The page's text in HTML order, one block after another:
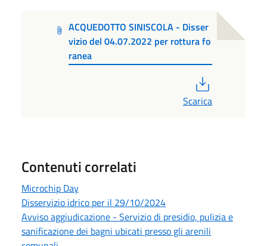
ACQUEDOTTO SINISCOLA - Disser
vizio del 04.07.2022 per rottura fo
ranea
Scarica
Contenuti correlati
Microchip Day
Disservizio idrico per il 29/10/2024
Avviso aggiudicazione - Servizio di presidio, pulizia e
sanificazione dei bagni ubicati presso gli arenili